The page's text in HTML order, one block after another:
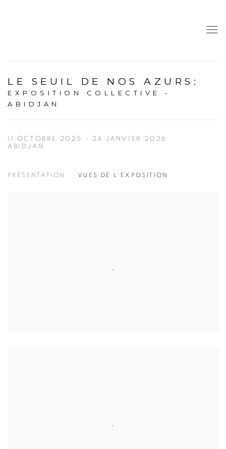
LE SEUIL DE NOS AZURS :
EXPOSITION COLLECTIVE -
ABIDJAN
11 OCTOBRE 2025 - 24 JANVIER 2026
ABIDJAN
PRÉSENTATION VUES DE L'EXPOSITION